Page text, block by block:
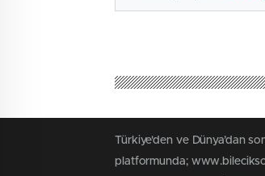
Türkiye'den ve Dünya’dan
platformunda;